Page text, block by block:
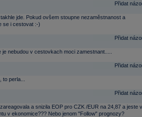
Přidat
jde. Pokud ovšem stoupne nezaměstnanost a
se i cestovat :-)
Přidat
nebudou v cestovkach moci zamestnant.....
Přidat
perla...
Přidat
a snizila EOP pro CZK /EUR na 24,87 a jeste v
v ekonomice??? Nebo jenom "Follow" prognozy?